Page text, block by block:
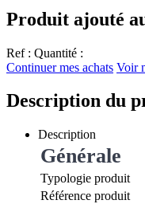
Produit ajouté
Ref : Quantité :
Continuer mes achats Voir
Description du
Description
Générale
Typologie produit
Référence produit